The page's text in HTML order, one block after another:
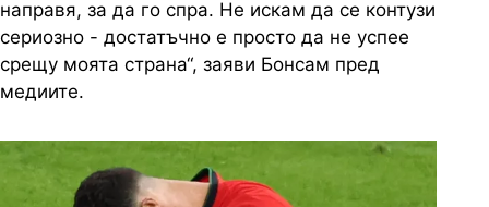
направя, за да го спра. Не искам да се контузи
сериозно - достатъчно е просто да не успее
срещу моята страна“, заяви Бонсам пред
медиите.